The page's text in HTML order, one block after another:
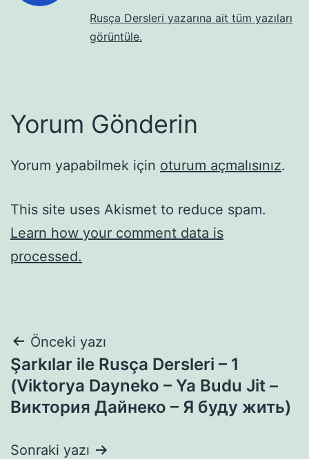
Rusça Dersleri yazarına ait tüm yazıları
görüntüle.
Yorum Gönderin
Yorum yapabilmek için oturum açmalısınız.
This site uses Akismet to reduce spam.
Learn how your comment data is
processed.
Yazı
gezinmesi
Önceki yazı
Şarkılar ile Rusça Dersleri – 1
(Viktorya Dayneko – Ya Budu Jit –
Виктория Дайнеко – Я буду жить)
Sonraki yazı